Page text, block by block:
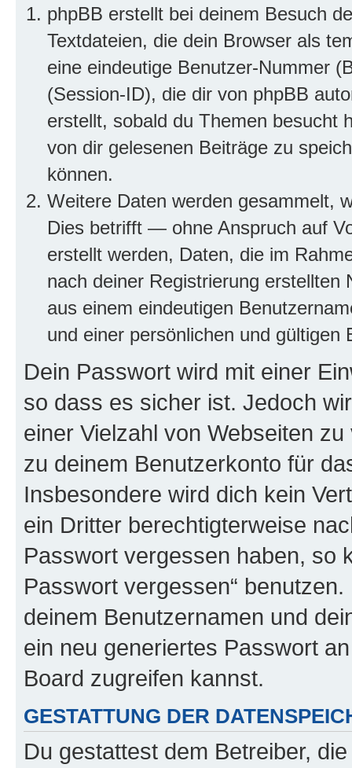
phpBB erstellt bei deinem Besuch
Textdateien, die dein Browser als
eine eindeutige Benutzer-Nummer
(Session-ID), die dir von phpBB
erstellt, sobald du Themen besucht
von dir gelesenen Beiträge zu
können.
Weitere Daten werden gesammelt,
Dies betrifft — ohne Anspruch auf
erstellt werden, Daten, die im
nach deiner Registrierung
aus einem eindeutigen
und einer persönlichen und gültigen
Dein Passwort wird mit einer
so dass es sicher ist. Jedoch
einer Vielzahl von Webseiten
zu deinem Benutzerkonto für
Insbesondere wird dich kein
ein Dritter berechtigterweise
Passwort vergessen haben, so
Passwort vergessen“
deinem Benutzernamen und
ein neu generiertes Passwort
Board zugreifen kannst.
GESTATTUNG DER
Du gestattest dem Betreiber,